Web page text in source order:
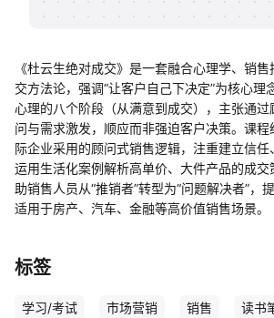
《杜云生绝对成交》是一套融合心理学、销
交方法论，强调“让客户自己下决定”为核心理
心理的八个阶段（从满意到成交），主张通
问与需求激发，顺应而非强迫客户决策。课
际企业采用的顾问式销售逻辑，注重建立信
运用生活化案例解析高单价、大件产品的成交
助销售人员从“推销者”转型为“问题解决者”，
适用于房产、汽车、金融等高价值销售场景。
标签
学习/考试 市场营销 销售 读书